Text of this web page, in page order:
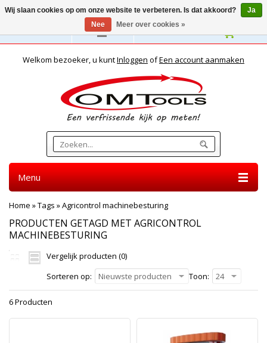
Nederlands
Welkom bezoeker, u kuntInloggen ofEen account aanmaken
Menu
Home »Tags »Agricontrol machinebesturing
PRODUCTEN GETAGD MET AGRICONTROL
MACHINEBESTURING
Vergelijk producten (0)
Sorteren op:
Nieuwste producten Toon: 24
6 Producten
Wij slaan cookies op om onze website te verbeteren. Is dat akkoord?
Ja
Nee
Meer over cookies »